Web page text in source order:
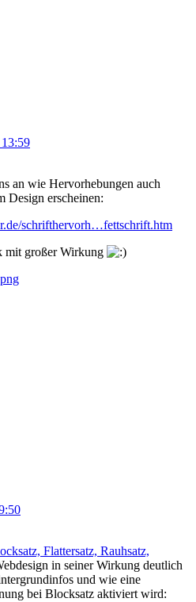
an wie Hervorhebungen auch
Design erscheinen:
schrifthervorh…fettschrift.htm
mit großer Wirkung
Flattersatz, Rauhsatz,
in seiner Wirkung deutlich
und wie eine
bei Blocksatz aktiviert wird: